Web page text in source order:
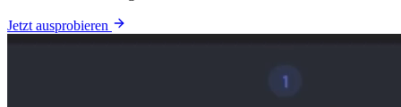
Jetzt ausprobieren